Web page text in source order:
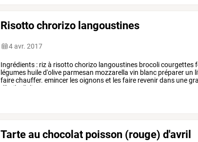
Risotto chrorizo langoustines
4 avr. 2017
Ingrédients : rizà risottochorizo langoustines brocolicourgettes
légumes huiled'olive parmesan mozzarella vin blanc préparer un
fairechauffer. emincer lesoignonset lesfaire revenirdans une
d'huile
d'olive.
Tarte au chocolat poisson (rouge) d'avril